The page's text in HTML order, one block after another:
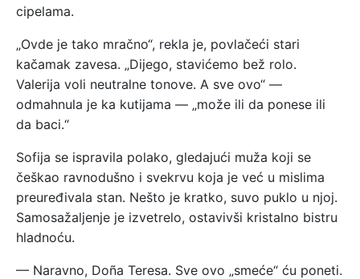
cipelama.
„Ovde je tako mračno“, rekla je, povlačeći stari
kačamak zavesa. „Dijego, stavićemo bež rolo.
Valerija voli neutralne tonove. A sve ovo“ —
odmahnula je ka kutijama — „može ili da ponese ili
da baci.“
Sofija se ispravila polako, gledajući muža koji se
češkao ravnodušno i svekrvu koja je već u mislima
preuređivala stan. Nešto je kratko, suvo puklo u njoj.
Samosažaljenje je izvetrelo, ostavivši kristalno bistru
hladnoću.
— Naravno, Doña Teresa. Sve ovo „smeće“ ću poneti.